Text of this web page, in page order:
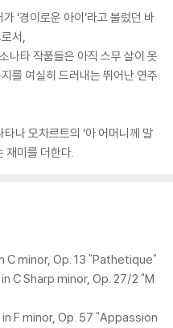
‘경이로운 아이’라고 불렀던 바
서,
나타 작품들은 아직 스무 살이 못
를 여실히 드러내는 뛰어난 연주
나 모차르트의 ‘아 어머니께 말
재미를 더한다.
C minor, Op. 13 "Pathetique"
C Sharp minor, Op. 27/2 "M
F minor, Op. 57 "Appassion